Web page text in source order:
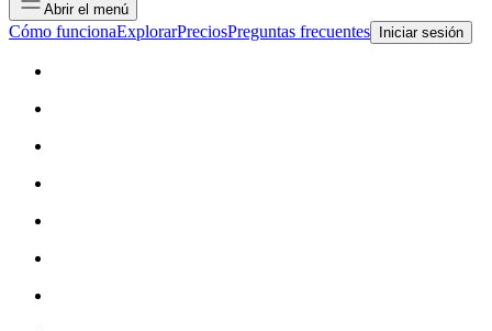
Abrir el menú
Cómo funcionaExplorarPreciosPreguntas frecuentes Iniciar sesión